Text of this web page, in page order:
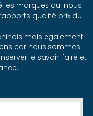
les marques qui nous
qualité prix du
mais également
car nous sommes
le savoir-faire et